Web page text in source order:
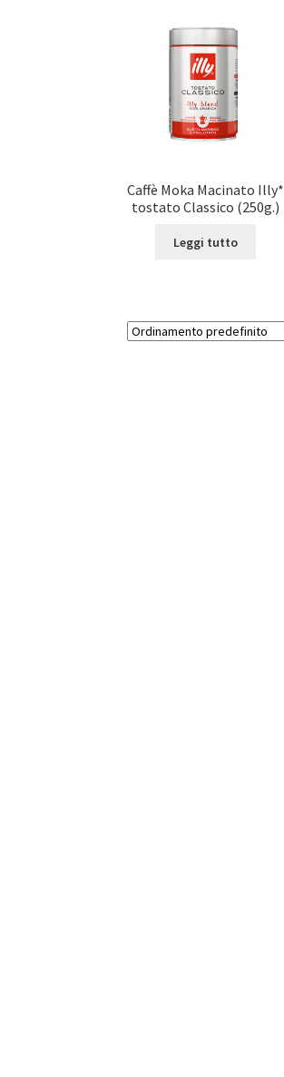
Caffè Moka Macinato Illy*
tostato Classico (250g.)
Leggi tutto